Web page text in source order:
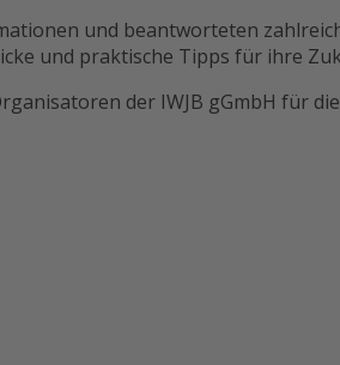
und beantworteten
und praktische Tipps für ihre
der IWJB gGmbH für